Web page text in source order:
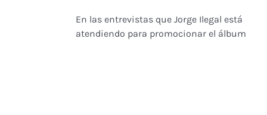
En las entrevistas que Jorge Ilegal está
atendiendo para promocionar el álbum